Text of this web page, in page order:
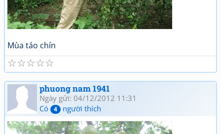
Mùa táo chín
☆
☆
☆
☆
☆
phuong nam 1941
Ngày gửi: 04/12/2012 11:31
Có
4 người thích